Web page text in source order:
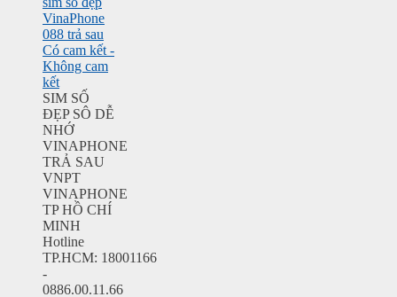
VinaPhone
088 trả sau
Có cam kết -
Không cam
kết
SIM SỐ
ĐẸP SÔ DỄ
NHỚ
VINAPHONE
TRẢ SAU
VNPT
VINAPHONE
TP HỒ CHÍ
MINH
Hotline
TP.HCM: 18001166
-
0886.00.11.66